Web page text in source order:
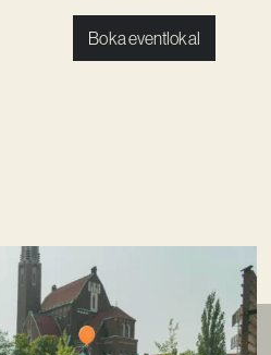
Boka eventlokal